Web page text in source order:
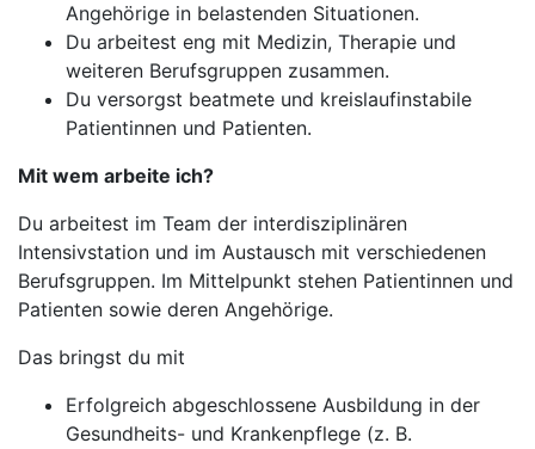
Angehörige in belastenden Situationen.
Du arbeitest eng mit Medizin, Therapie und
weiteren Berufsgruppen zusammen.
Du versorgst beatmete und kreislaufinstabile
Patientinnen und Patienten.
Mit wem arbeite ich?
Du arbeitest im Team der interdisziplinären
Intensivstation und im Austausch mit verschiedenen
Berufsgruppen. Im Mittelpunkt stehen Patientinnen und
Patienten sowie deren Angehörige.
Das bringst du mit
Erfolgreich abgeschlossene Ausbildung in der
Gesundheits- und Krankenpflege (z. B.